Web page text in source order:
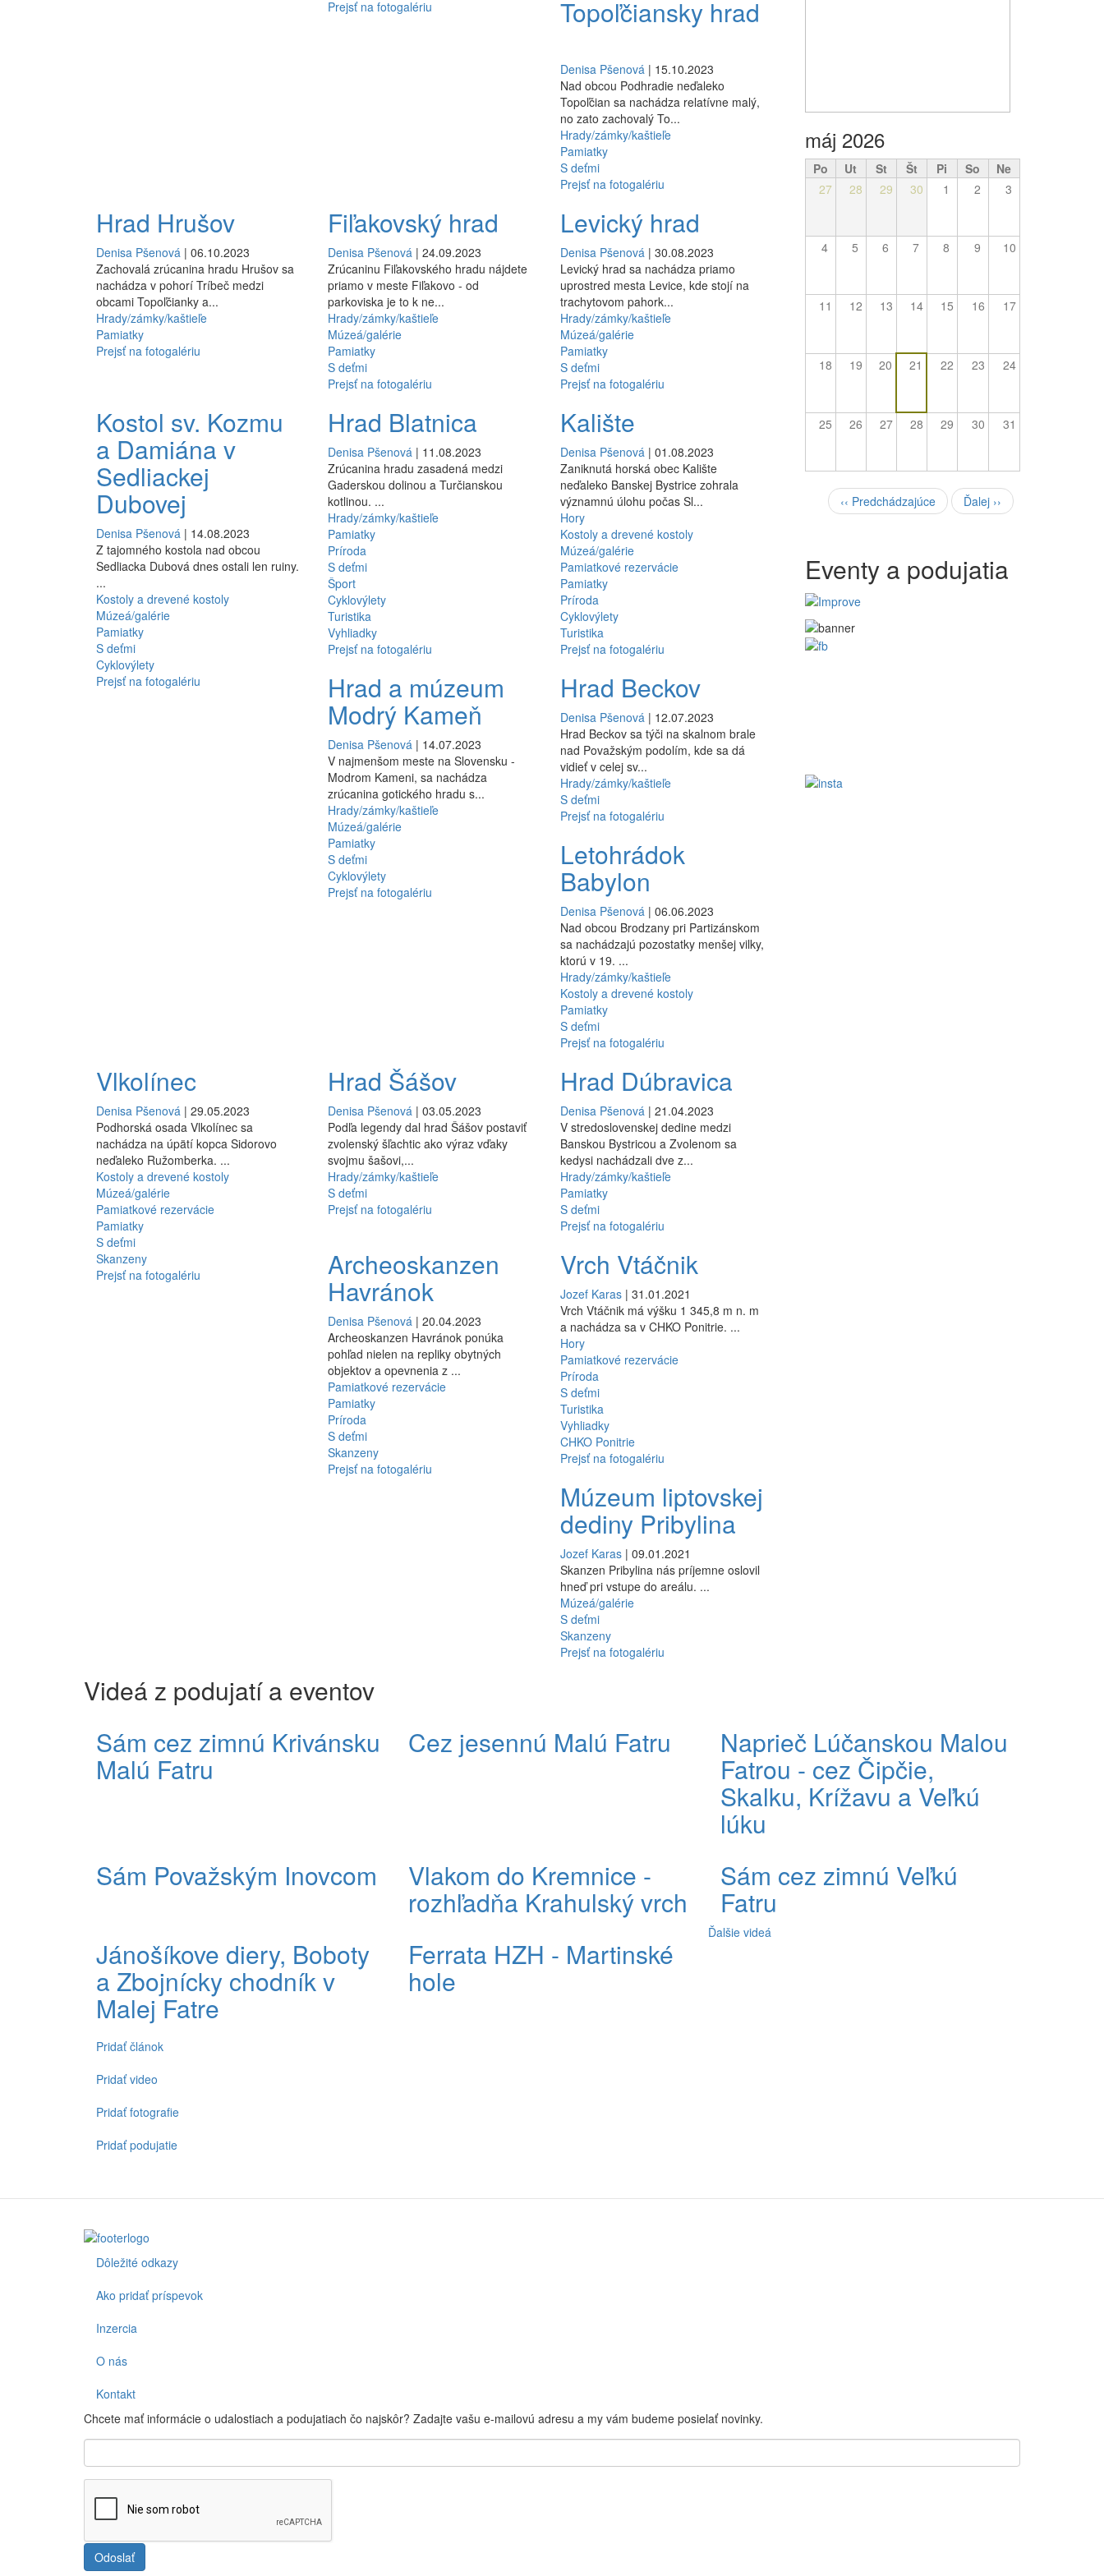
Prejsť na fotogalériu
Topoľčiansky hrad
Denisa Pšenová| 15.10.2023
Nad obcou Podhradie neďaleko
Topoľčian sa nachádza relatívne malý,
no zato zachovalý To...
Hrady/zámky/kaštieľe
Pamiatky
S deťmi
Prejsť na fotogalériu
Hrad Hrušov
Denisa Pšenová | 06.10.2023
Zachovalá zrúcanina hradu Hrušov sa
nachádza v pohorí Tríbeč medzi
obcami Topoľčianky a...
Hrady/zámky/kaštieľe
Pamiatky
Prejsť na fotogalériu
Fiľakovský hrad
Denisa Pšenová | 24.09.2023
Zrúcaninu Fiľakovského hradu nájdete
priamo v meste Fiľakovo - od
parkoviska je to k ne...
Hrady/zámky/kaštieľe
Múzeá/galérie
Pamiatky
S deťmi
Prejsť na fotogalériu
Levický hrad
Denisa Pšenová| 30.08.2023
Levický hrad sa nachádza priamo
uprostred mesta Levice, kde stojí na
trachytovom pahork...
Hrady/zámky/kaštieľe
Múzeá/galérie
Pamiatky
S deťmi
Prejsť na fotogalériu
Kostol sv. Kozmu
a Damiána v
Sedliackej
Dubovej
Denisa Pšenová | 14.08.2023
Z tajomného kostola nad obcou
Sedliacka Dubová dnes ostali len ruiny.
...
Kostoly a drevené kostoly
Múzeá/galérie
Pamiatky
S deťmi
Cyklovýlety
Prejsť na fotogalériu
Hrad Blatnica
Denisa Pšenová | 11.08.2023
Zrúcanina hradu zasadená medzi
Gaderskou dolinou a Turčianskou
kotlinou. ...
Hrady/zámky/kaštieľe
Pamiatky
Príroda
S deťmi
Šport
Cyklovýlety
Turistika
Vyhliadky
Prejsť na fotogalériu
Kalište
Denisa Pšenová| 01.08.2023
Zaniknutá horská obec Kalište
neďaleko Banskej Bystrice zohrala
významnú úlohu počas Sl...
Hory
Kostoly a drevené kostoly
Múzeá/galérie
Pamiatkové rezervácie
Pamiatky
Príroda
Cyklovýlety
Turistika
Prejsť na fotogalériu
Hrad a múzeum
Modrý Kameň
Denisa Pšenová | 14.07.2023
V najmenšom meste na Slovensku -
Modrom Kameni, sa nachádza
zrúcanina gotického hradu s...
Hrady/zámky/kaštieľe
Múzeá/galérie
Pamiatky
S deťmi
Cyklovýlety
Prejsť na fotogalériu
Hrad Beckov
Denisa Pšenová| 12.07.2023
Hrad Beckov sa týči na skalnom brale
nad Považským podolím, kde sa dá
vidieť v celej sv...
Hrady/zámky/kaštieľe
S deťmi
Prejsť na fotogalériu
Letohrádok
Babylon
Denisa Pšenová| 06.06.2023
Nad obcou Brodzany pri Partizánskom
sa nachádzajú pozostatky menšej vilky,
ktorú v 19. ...
Hrady/zámky/kaštieľe
Kostoly a drevené kostoly
Pamiatky
S deťmi
Prejsť na fotogalériu
Vlkolínec
Denisa Pšenová | 29.05.2023
Podhorská osada Vlkolínec sa
nachádza na úpätí kopca Sidorovo
neďaleko Ružomberka. ...
Kostoly a drevené kostoly
Múzeá/galérie
Pamiatkové rezervácie
Pamiatky
S deťmi
Skanzeny
Prejsť na fotogalériu
Hrad Šášov
Denisa Pšenová | 03.05.2023
Podľa legendy dal hrad Šášov postaviť
zvolenský šľachtic ako výraz vďaky
svojmu šašovi,...
Hrady/zámky/kaštieľe
S deťmi
Prejsť na fotogalériu
Hrad Dúbravica
Denisa Pšenová| 21.04.2023
V stredoslovenskej dedine medzi
Banskou Bystricou a Zvolenom sa
kedysi nachádzali dve z...
Hrady/zámky/kaštieľe
Pamiatky
S deťmi
Prejsť na fotogalériu
Archeoskanzen
Havránok
Denisa Pšenová | 20.04.2023
Archeoskanzen Havránok ponúka
pohľad nielen na repliky obytných
objektov a opevnenia z ...
Pamiatkové rezervácie
Pamiatky
Príroda
S deťmi
Skanzeny
Prejsť na fotogalériu
Vrch Vtáčnik
Jozef Karas| 31.01.2021
Vrch Vtáčnik má výšku 1 345,8 m n. m
a nachádza sa v CHKO Ponitrie. ...
Hory
Pamiatkové rezervácie
Príroda
S deťmi
Turistika
Vyhliadky
CHKO Ponitrie
Prejsť na fotogalériu
Múzeum liptovskej
dediny Pribylina
Jozef Karas| 09.01.2021
Skanzen Pribylina nás príjemne oslovil
hneď pri vstupe do areálu. ...
Múzeá/galérie
S deťmi
Skanzeny
Prejsť na fotogalériu
máj 2026
Po Ut St Št Pi So
Ne
27
28 29 30 1 2 3
4 5 6 7 8 9 10
11 12 13 14 15 16 17
18 19 20 21 22 23 24
25 26 27 28 29 30 31
Pagination
‹‹ Predchádzajúce Ďalej ››
Eventy a podujatia
Videá z podujatí a eventov
Sám cez zimnú Krivánsku
Malú Fatru
Cez jesennú Malú Fatru Naprieč Lúčanskou Malou
Fatrou - cez Čipčie,
Skalku, Krížavu a Veľkú
lúku
Sám Považským Inovcom
Vlakom do Kremnice -
rozhľadňa Krahulský vrch
Sám cez zimnú Veľkú
Fatru
Jánošíkove diery, Boboty
a Zbojnícky chodník v
Malej Fatre
Ferrata HZH - Martinské
hole
Ďalšie videá
Spodné
menu
Pridať článok
Pridať video
Pridať fotografie
Pridať podujatie
Footer
Dôležité odkazy
Ako pridať príspevok
Inzercia
O nás
Kontakt
Chcete mať informácie o udalostiach a podujatiach čo najskôr? Zadajte vašu e-mailovú adresu a my vám budeme posielať novinky.
Odoslať